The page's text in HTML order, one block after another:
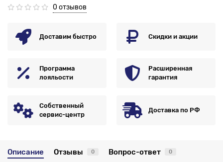
0 отзывов
Доставим быстро Скидки и акции
Программа
лояльости
Расширенная
гарантия
Собственный
сервис-центр
Доставка по РФ
Описание Отзывы 0 Вопрос-ответ 0